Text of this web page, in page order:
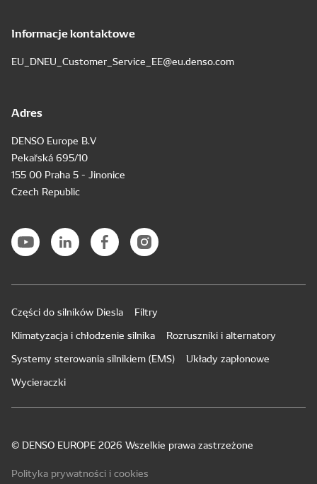
Informacje kontaktowe
EU_DNEU_Customer_Service_EE@eu.denso.com
Adres
DENSO Europe B.V
Pekařská 695/10
155 00 Praha 5 - Jinonice
Czech Republic
Części do silników Diesla
Filtry
Klimatyzacja i chłodzenie silnika
Rozruszniki i alternatory
Systemy sterowania silnikiem (EMS)
Układy zapłonowe
Wycieraczki
© DENSO EUROPE 2026 Wszelkie prawa zastrzeżone
Polityka prywatności i cookies